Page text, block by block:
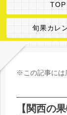
TOP
旬果カレ
※この記事には
【関西の